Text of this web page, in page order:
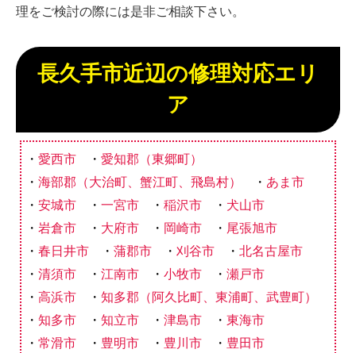
理をご検討の際には是非ご相談下さい。
長久手市近辺の修理対応エリ
ア
愛西市
愛知郡（東郷町）
海部郡（大治町、蟹江町、飛島村）
あま市
安城市
一宮市 稲沢市
犬山市
岩倉市
大府市 岡崎市
尾張旭市
春日井市
蒲郡市 刈谷市
北名古屋市
清須市
江南市 小牧市
瀬戸市
高浜市
知多郡（阿久比町、東浦町、武豊町）
知多市
知立市 津島市
東海市
常滑市
豊明市 豊川市
豊田市